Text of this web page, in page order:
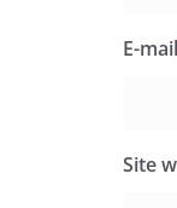
E-mail
Site